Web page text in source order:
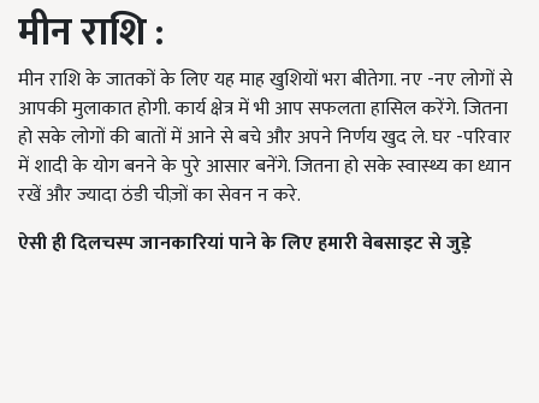
मीन राशि:
मीन राशि के जातकों के लिए यह माह खुशियों भरा बीतेगा. नए -नए लोगों से
आपकी मुलाकात होगी. कार्य क्षेत्र में भी आप सफलता हासिल करेंगे. जितना
हो सके लोगों की बातों में आने से बचे और अपने निर्णय खुद ले. घर -परिवार
में शादी के योग बनने के पुरे आसार बनेंगे. जितना हो सके स्वास्थ्य का ध्यान
रखें और ज्यादा ठंडी चीज़ों का सेवन न करे.
ऐसी ही दिलचस्प जानकारियां पाने के लिए हमारी वेबसाइट से जुड़े